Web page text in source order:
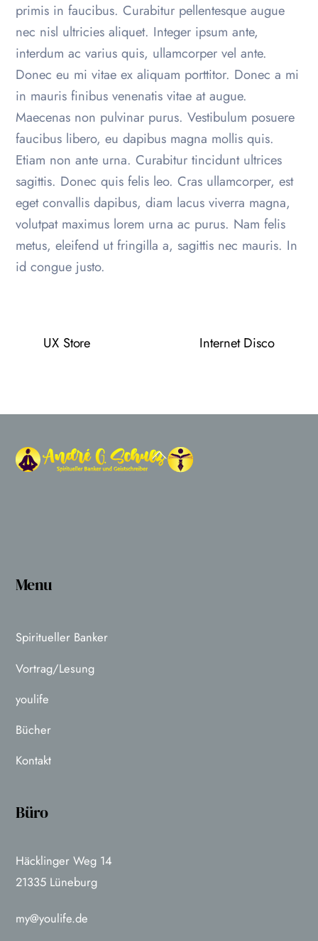
primis in faucibus. Curabitur pellentesque augue
nec nisl ultricies aliquet. Integer ipsum ante,
interdum ac varius quis, ullamcorper vel ante.
Donec eu mi vitae ex aliquam porttitor. Donec a mi
in mauris finibus venenatis vitae at augue.
Maecenas non pulvinar purus. Vestibulum posuere
faucibus libero, eu dapibus magna mollis quis.
Etiam non ante urna. Curabitur tincidunt ultrices
sagittis. Donec quis felis leo. Cras ullamcorper, est
eget convallis dapibus, diam lacus viverra magna,
volutpat maximus lorem urna ac purus. Nam felis
metus, eleifend ut fringilla a, sagittis nec mauris. In
id congue justo.
UX Store Internet Disco
Back
Menu
Spiritueller Banker
Vortrag/Lesung
youlife
Bücher
Kontakt
Büro
Häcklinger Weg 14
21335 Lüneburg
my@youlife.de